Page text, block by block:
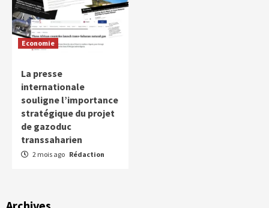
Economie
La presse
internationale
souligne l’importance
stratégique du projet
de gazoduc
transsaharien
2 mois ago Rédaction